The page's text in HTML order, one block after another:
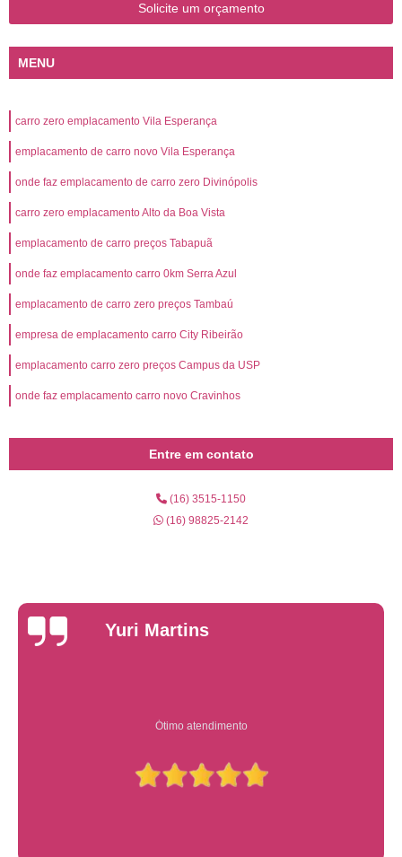
Solicite um orçamento
MENU
carro zero emplacamento Vila Esperança
emplacamento de carro novo Vila Esperança
onde faz emplacamento de carro zero Divinópolis
carro zero emplacamento Alto da Boa Vista
emplacamento de carro preços Tabapuã
onde faz emplacamento carro 0km Serra Azul
emplacamento de carro zero preços Tambaú
empresa de emplacamento carro City Ribeirão
emplacamento carro zero preços Campus da USP
onde faz emplacamento carro novo Cravinhos
Entre em contato
(16) 3515-1150
(16) 98825-2142
Yuri Martins
Ótimo atendimento